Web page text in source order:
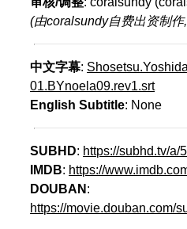
(由coralsundy自费出资制
中文字幕:
01.BYnoela09.rev1.srt
English Subtitle: None
SUBHD: https://subhd.tv/a/
IMDB: https://
DOUBAN :
https://movie.douban.com/